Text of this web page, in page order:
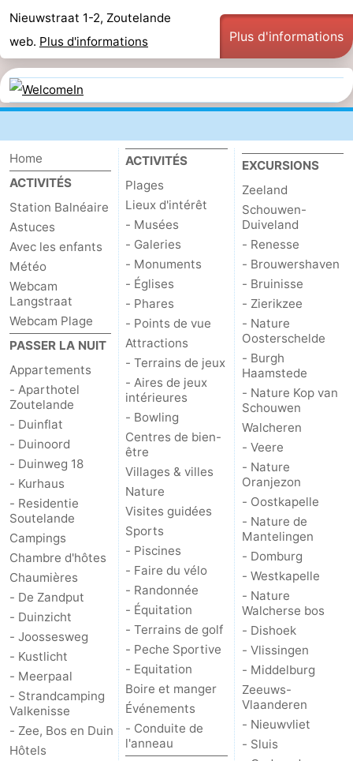
Nieuwstraat 1-2, Zoutelande
web. Plus d'informations Plus d'informations
Home
ACTIVITÉS
Station Balnéaire
Astuces
Avec les enfants
Météo
Webcam
Langstraat
Webcam Plage
PASSER LA NUIT
Appartements
- Aparthotel
Zoutelande
- Duinflat
- Duinoord
- Duinweg 18
- Kurhaus
- Residentie
Soutelande
Campings
Chambre d'hôtes
Chaumières
- De Zandput
- Duinzicht
- Joossesweg
- Kustlicht
- Meerpaal
- Strandcamping
Valkenisse
- Zee, Bos en Duin
Hôtels
ACTIVITÉS
Plages
Lieux d'intérêt
- Musées
- Galeries
- Monuments
- Églises
- Phares
- Points de vue
Attractions
- Terrains de jeux
- Aires de jeux
intérieures
- Bowling
Centres de bien-
être
Villages & villes
Nature
Visites guidées
Sports
- Piscines
- Faire du vélo
- Randonnée
- Équitation
- Terrains de golf
- Peche Sportive
- Equitation
Boire et manger
Événements
- Conduite de
l'anneau
EXCURSIONS
Zeeland
Schouwen-
Duiveland
- Renesse
- Brouwershaven
- Bruinisse
- Zierikzee
- Nature
Oosterschelde
- Burgh
Haamstede
- Nature Kop van
Schouwen
Walcheren
- Veere
- Nature
Oranjezon
- Oostkapelle
- Nature de
Mantelingen
- Domburg
- Westkapelle
- Nature
Walcherse bos
- Dishoek
- Vlissingen
- Middelburg
Zeeuws-
Vlaanderen
- Nieuwvliet
- Sluis